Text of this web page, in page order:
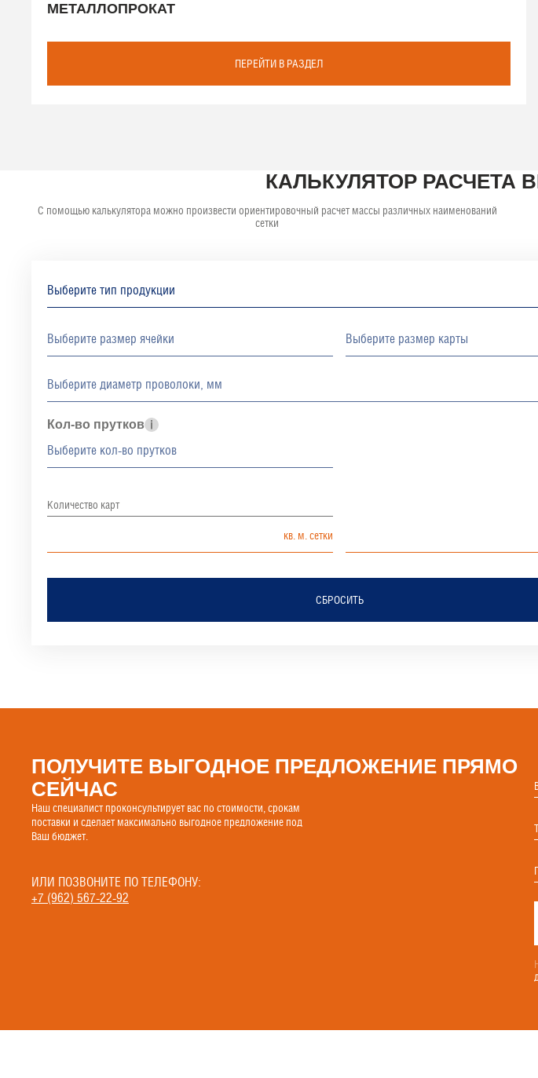
МЕТАЛЛОПРОКАТ
ПЕРЕЙТИ В РАЗДЕЛ
КАЛЬКУЛЯТОР РАСЧЕТА
С помощью калькулятора можно произвести ориентировочный расчет массы различных наименований
сетки
Кол-во прутков
Количество карт
СБРОСИТЬ
ПОЛУЧИТЕ ВЫГОДНОЕ ПРЕДЛОЖЕНИЕ ПРЯМО
СЕЙЧАС
Наш специалист проконсультирует вас по стоимости, срокам
поставки и сделает максимально выгодное предложение под
Ваш бюджет.
ИЛИ ПОЗВОНИТЕ ПО ТЕЛЕФОНУ:
+7 (962) 567-22-92